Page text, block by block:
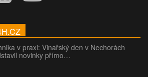
v praxi: Vinařský den v Nechorách
novinky přímo…